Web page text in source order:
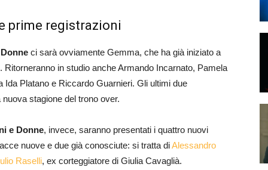
prime registrazioni
ci sarà ovviamente Gemma, che ha già iniziato a
in studio anche Armando Incarnato, Pamela
Platano e Riccardo Guarnieri. Gli ultimi due
stagione del trono over.
e Donne, invece, saranno presentati i quattro nuovi
nuove e due già conosciute: si tratta diAlessandro
Raselli, ex corteggiatore di Giulia Cavaglià.